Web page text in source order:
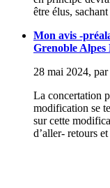
être élus,
Mon avis -
Grenoble Alpes
28 mai 2024, par
La concertation
modification se
sur cette
d’aller- retours